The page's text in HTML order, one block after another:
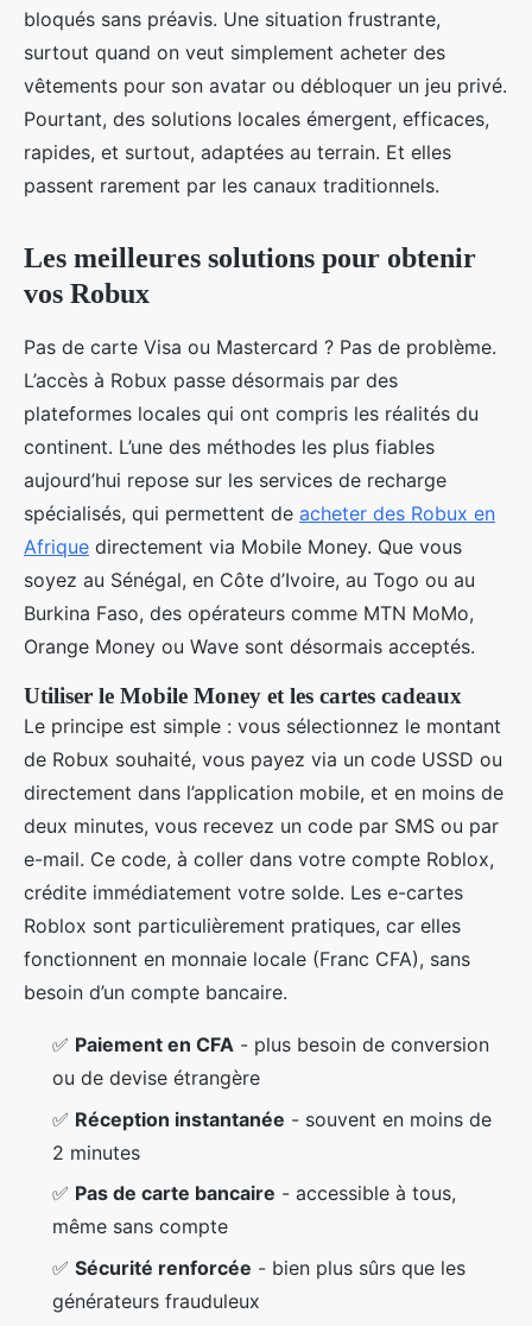
bloqués sans préavis. Une situation frustrante,
surtout quand on veut simplement acheter des
vêtements pour son avatar ou débloquer un jeu privé.
Pourtant, des solutions locales émergent, efficaces,
rapides, et surtout, adaptées au terrain. Et elles
passent rarement par les canaux traditionnels.
Les meilleures solutions pour obtenir
vos Robux
Pas de carte Visa ou Mastercard ? Pas de problème.
L’accès à Robux passe désormais par des
plateformes locales qui ont compris les réalités du
continent. L’une des méthodes les plus fiables
aujourd’hui repose sur les services de recharge
spécialisés, qui permettent de acheter des Robux en
Afrique directement via Mobile Money. Que vous
soyez au Sénégal, en Côte d’Ivoire, au Togo ou au
Burkina Faso, des opérateurs comme MTN MoMo,
Orange Money ou Wave sont désormais acceptés.
Utiliser le Mobile Money et les cartes cadeaux
Le principe est simple : vous sélectionnez le montant
de Robux souhaité, vous payez via un code USSD ou
directement dans l’application mobile, et en moins de
deux minutes, vous recevez un code par SMS ou par
e-mail. Ce code, à coller dans votre compte Roblox,
crédite immédiatement votre solde. Les e-cartes
Roblox sont particulièrement pratiques, car elles
fonctionnent en monnaie locale (Franc CFA), sans
besoin d’un compte bancaire.
✅ Paiement en CFA - plus besoin de conversion
ou de devise étrangère
✅ Réception instantanée - souvent en moins de
2 minutes
✅ Pas de carte bancaire - accessible à tous,
même sans compte
✅ Sécurité renforcée - bien plus sûrs que les
générateurs frauduleux